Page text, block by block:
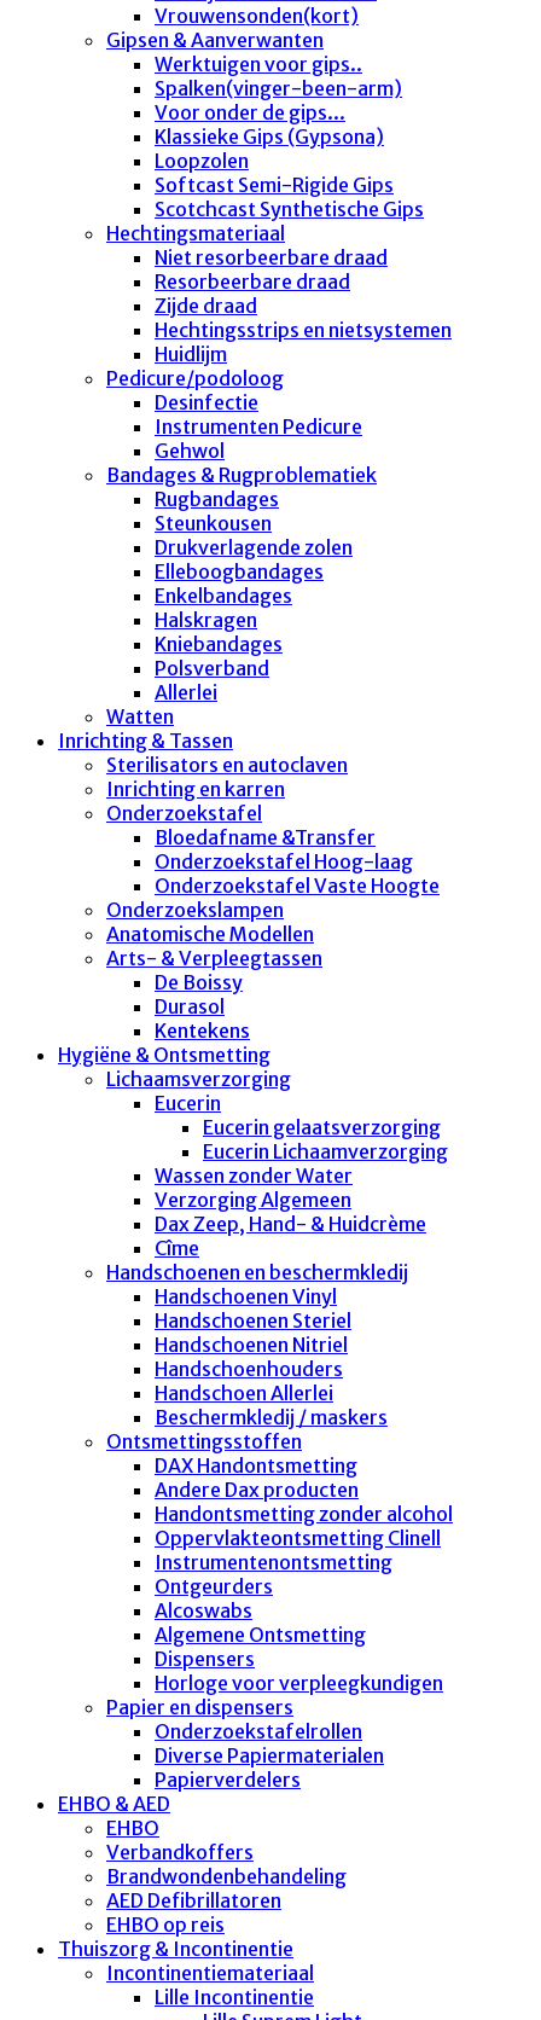
Vrouwensonden(kort)
Gipsen & Aanverwanten
Werktuigen voor gips..
Spalken(vinger-been-arm)
Voor onder de gips...
Klassieke Gips (Gypsona)
Loopzolen
Softcast Semi-Rigide Gips
Scotchcast Synthetische Gips
Hechtingsmateriaal
Niet resorbeerbare draad
Resorbeerbare draad
Zijde draad
Hechtingsstrips en nietsystemen
Huidlijm
Pedicure/podoloog
Desinfectie
Instrumenten Pedicure
Gehwol
Bandages & Rugproblematiek
Rugbandages
Steunkousen
Drukverlagende zolen
Elleboogbandages
Enkelbandages
Halskragen
Kniebandages
Polsverband
Allerlei
Watten
Inrichting & Tassen
Sterilisators en autoclaven
Inrichting en karren
Onderzoekstafel
Bloedafname &Transfer
Onderzoekstafel Hoog-laag
Onderzoekstafel Vaste Hoogte
Onderzoekslampen
Anatomische Modellen
Arts- & Verpleegtassen
De Boissy
Durasol
Kentekens
Hygiëne & Ontsmetting
Lichaamsverzorging
Eucerin
Eucerin gelaatsverzorging
Eucerin Lichaamverzorging
Wassen zonder Water
Verzorging Algemeen
Dax Zeep, Hand- & Huidcrème
Cîme
Handschoenen en beschermkledij
Handschoenen Vinyl
Handschoenen Steriel
Handschoenen Nitriel
Handschoenhouders
Handschoen Allerlei
Beschermkledij / maskers
Ontsmettingsstoffen
DAX Handontsmetting
Andere Dax producten
Handontsmetting zonder alcohol
Oppervlakteontsmetting Clinell
Instrumentenontsmetting
Ontgeurders
Alcoswabs
Algemene Ontsmetting
Dispensers
Horloge voor verpleegkundigen
Papier en dispensers
Onderzoekstafelrollen
Diverse Papiermaterialen
Papierverdelers
EHBO & AED
EHBO
Verbandkoffers
Brandwondenbehandeling
AED Defibrillatoren
EHBO op reis
Thuiszorg & Incontinentie
Incontinentiemateriaal
Lille Incontinentie